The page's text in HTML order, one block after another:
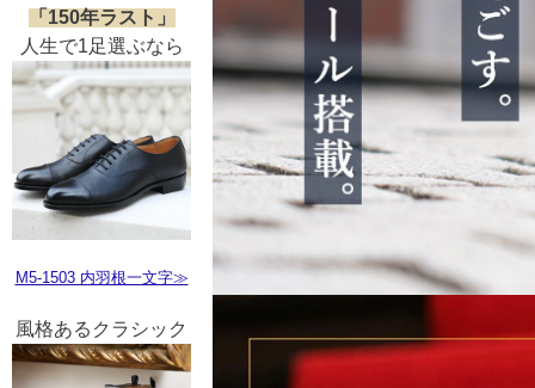
「150年ラスト」
人生で1足選ぶなら
M5-1503 内羽根一文字≫
風格あるクラシック